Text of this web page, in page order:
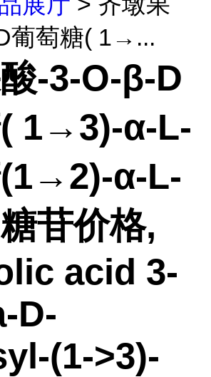
葡萄糖( 1→...
-3-O-β-D
1→3)-α-L-
α-L-
苷价格,
acid 3-
D-
(1->3)-